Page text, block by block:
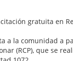
a la comunidad a
(RCP), que se